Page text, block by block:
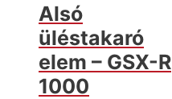
Alsó
üléstakaró
elem – GSX-R
1000